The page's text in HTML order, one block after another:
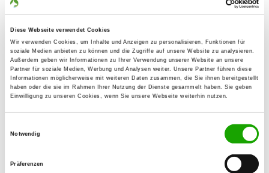
Diese Webseite verwendet Cookies
Wir verwenden Cookies, um Inhalte und Anzeigen zu personalisieren, Funktionen für
soziale Medien anbieten zu können und die Zugriffe auf unsere Website zu analysieren.
Außerdem geben wir Informationen zu Ihrer Verwendung unserer Website an unsere
Partner für soziale Medien, Werbung und Analysen weiter. Unsere Partner führen diese
Informationen möglicherweise mit weiteren Daten zusammen, die Sie ihnen bereitgestellt
haben oder die sie im Rahmen Ihrer Nutzung der Dienste gesammelt haben. Sie geben
Einwilligung zu unseren Cookies, wenn Sie unsere Webseite weiterhin nutzen.
Notwendig
Präferenzen
Details
08393 Meerane
Welpen erwartet
Zuchtstätte: von der Pelzmühle
Details
Hohensteiner Str. 35 a
09117 Chemnitz
Zuchtstätte: von der Angelika